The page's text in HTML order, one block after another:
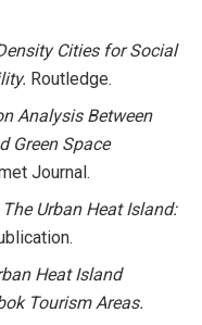
Cities for Social
Routledge.
Analysis Between
Green Space
Journal.
The Urban Heat Island:
Heat Island
Tourism Areas.